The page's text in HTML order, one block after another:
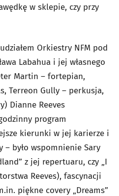
w sklepie, czy przy
Orkiestry NFM pod
Labahua i jej własnego
Martin – fortepian,
Terreon Gully – perkusja,
Dianne Reeves
program
kierunki w jej karierze i
– było wspomnienie Sary
z jej repertuaru, czy „I
Reeves), fascynacji
piękne covery „Dreams”